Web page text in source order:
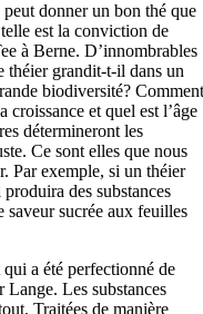
donner un bon thé que
est la conviction de
à Berne. D’innombrables
théier grandit-t-il dans un
biodiversité?
croissance et quel est l’âge
détermi­neront les
Ce sont elles que nous
Par exemple, si un théier
des substances
saveur sucrée aux feuilles
a été perfectionné de
Lange. Les substances
Traitées de manière